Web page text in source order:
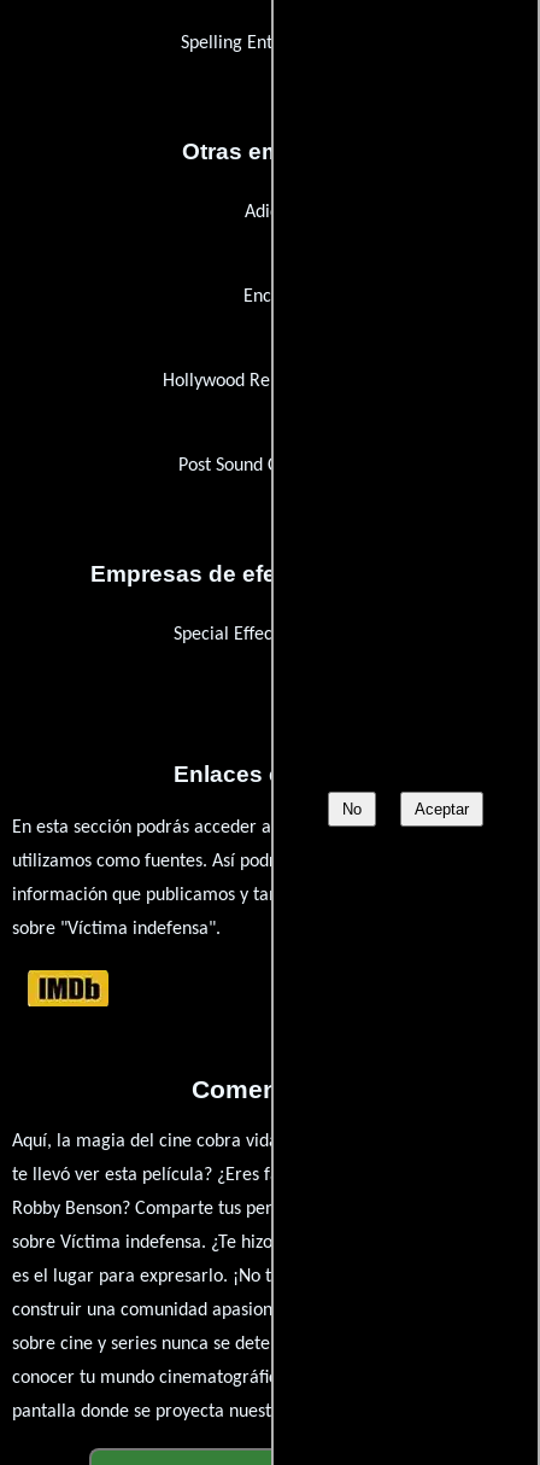
No Aceptar
Spelling Entertainment
Otras empresas
Adidas
Encore
Hollywood Rental Company
Post Sound Corporation
Empresas de efectos especiales
Special Effects Unlimited
Enlaces externos
En esta sección podrás acceder a los recursos externos que
utilizamos como fuentes. Así podrás chequear toda la
información que publicamos y también ampliar tu conocimiento
sobre "Víctima indefensa".
Comentarios
Aquí, la magia del cine cobra vida a través de tus opiniones. ¿Qué
te llevó ver esta película? ¿Eres fan de Peter Levin, Park Overall o
Robby Benson? Comparte tus pensamientos, emociones y críticas
sobre Víctima indefensa. ¿Te hizo reír, llorar o reflexionar? Este
es el lugar para expresarlo. ¡No te guardes nada! Queremos
construir una comunidad apasionada donde la conversación
sobre cine y series nunca se detenga. Únete a la charla y déjanos
conocer tu mundo cinematográfico. ¡Los comentarios son la
pantalla donde se proyecta nuestra diversidad de opiniones!